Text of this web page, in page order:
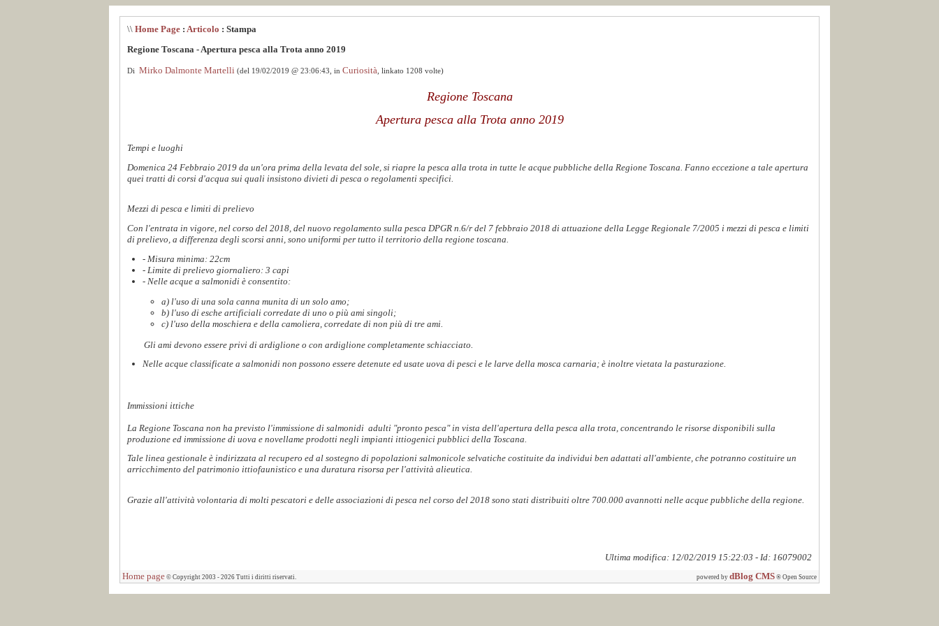
\\ Home Page : Articolo : Stampa
Regione Toscana - Apertura pesca alla Trota anno 2019
Di Mirko Dalmonte Martelli (del 19/02/2019 @ 23:06:43, in Curiosità , linkato 1208 volte)
Regione Toscana
Apertura pesca alla Trota anno 2019
Tempi e luoghi
Domenica 24 Febbraio 2019 da un'ora prima della levata del sole, si riapre la pesca alla trota in tutte le acque pubbliche della Regione Toscana. Fanno eccezione a tale apertura
quei tratti di corsi d'acqua sui quali insistono divieti di pesca o regolamenti specifici.
Mezzi di pesca e limiti di prelievo
Con l'entrata in vigore, nel corso del 2018, del nuovo regolamento sulla pesca DPGR n.6/r del 7 febbraio 2018 di attuazione della Legge Regionale 7/2005 i mezzi di pesca e limiti
di prelievo, a differenza degli scorsi anni, sono uniformi per tutto il territorio della regione toscana.
- Misura minima: 22cm
- Limite di prelievo giornaliero: 3 capi
- Nelle acque a salmonidi è consentito:
a) l'uso di una sola canna munita di un solo amo;
b) l'uso di esche artificiali corredate di uno o più ami singoli;
c) l'uso della moschiera e della camoliera, corredate di non più di tre ami.
Gli ami devono essere privi di ardiglione o con ardiglione completamente schiacciato.
Nelle acque classificate a salmonidi non possono essere detenute ed usate uova di pesci e le larve della mosca carnaria; è inoltre vietata la pasturazione.
Immissioni ittiche
La Regione Toscana non ha previsto l'immissione di salmonidi adulti "pronto pesca" in vista dell'apertura della pesca alla trota, concentrando le risorse disponibili sulla
produzione ed immissione di uova e novellame prodotti negli impianti ittiogenici pubblici della Toscana.
Tale linea gestionale è indirizzata al recupero ed al sostegno di popolazioni salmonicole selvatiche costituite da individui ben adattati all'ambiente, che potranno costituire un
arricchimento del patrimonio ittiofaunistico e una duratura risorsa per l'attività alieutica.
Grazie all'attività volontaria di molti pescatori e delle associazioni di pesca nel corso del 2018 sono stati distribuiti oltre 700.000 avannotti nelle acque pubbliche della regione.
Ultima modifica: 12/02/2019 15:22:03 - Id: 16079002
Home page © Copyright 2003 - 2026 Tutti i diritti riservati. powered by dBlog CMS ® Open Source